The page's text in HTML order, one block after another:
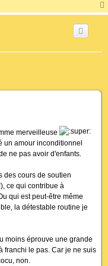
merveilleuse
un amour inconditionnel
ne pas avoir d'enfants.
des cours de soutien
ce qui contribue à
qui est peut-être même
la détestable routine je
moins éprouve une grande
franchi le pas. Car je ne suis
non.